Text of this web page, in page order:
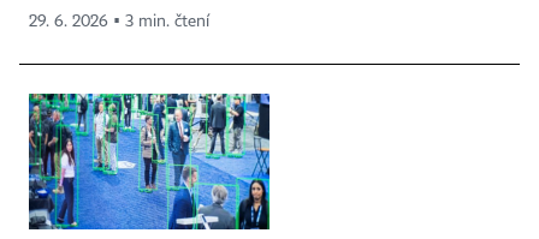
29. 6. 2026 ▪ 3 min. čtení